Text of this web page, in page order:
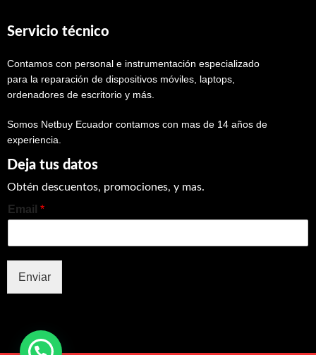
Servicio técnico
Contamos con personal e instrumentación especializado
para la reparación de dispositivos móviles, laptops,
ordenadores de escritorio y más.
Somos Netbuy Ecuador contamos con mas de 14 años de
experiencia.
Deja tus datos
Obtén descuentos, promociones, y mas.
Email *
Enviar